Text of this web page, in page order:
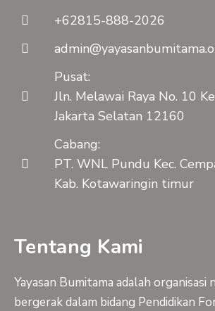
+62815-888-2026
Pusat:
Jln. Melawai Raya No. 10
Jakarta Selatan 12160
Cabang:
PT. WNL Pundu Kec.
Kab. Kotawaringin timur
Tentang Kami
Yayasan Bumitama adalah
bergerak dalam bidang Pendidikan